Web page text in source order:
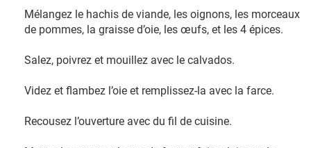
Mélangez le hachis de viande, les oignons, les morceaux
de pommes, la graisse d’oie, les œufs, et les 4 épices.
Salez, poivrez et mouillez avec le calvados.
Videz et flambez l’oie et remplissez-la avec la farce.
Recousez l’ouverture avec du fil de cuisine.